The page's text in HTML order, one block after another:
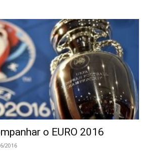
o EURO 2016
2016